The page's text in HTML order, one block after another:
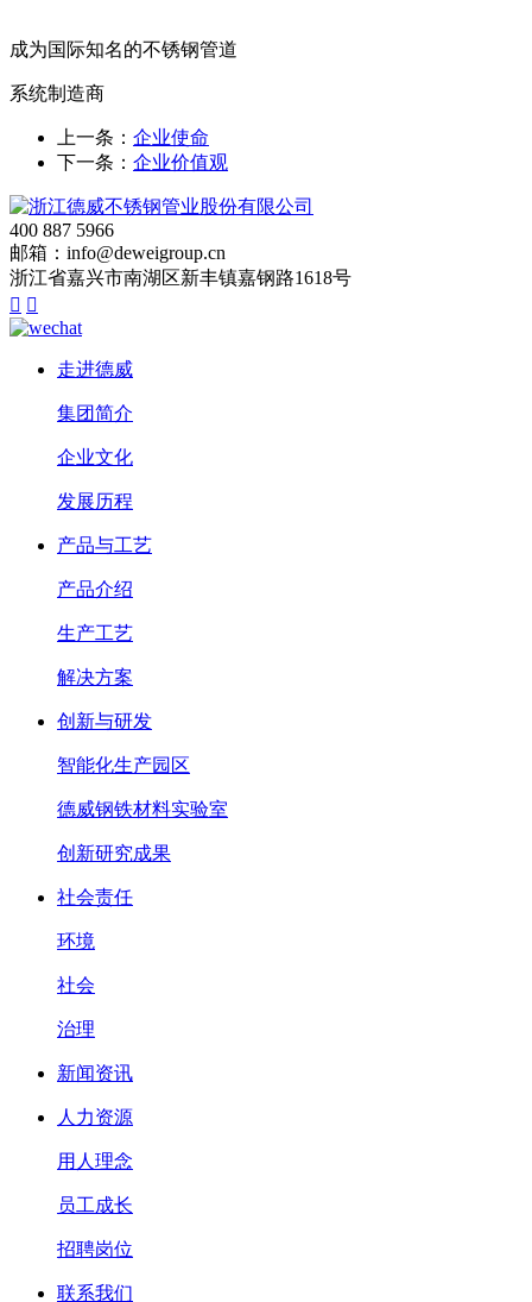
成为国际知名的不锈钢管道
系统制造商
上一条： 企业使命
下一条： 企业价值观
400 887 5966
邮箱：info@deweigroup.cn
浙江省嘉兴市南湖区新丰镇嘉钢路1618号
 
走进德威
集团简介
企业文化
发展历程
产品与工艺
产品介绍
生产工艺
解决方案
创新与研发
智能化生产园区
德威钢铁材料实验室
创新研究成果
社会责任
环境
社会
治理
新闻资讯
人力资源
用人理念
员工成长
招聘岗位
联系我们